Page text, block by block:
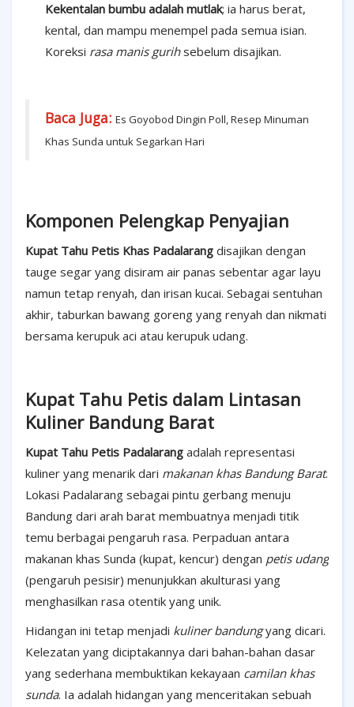
Kekentalan bumbu adalah mutlak; ia harus berat,
kental, dan mampu menempel pada semua isian.
Koreksi rasa manis gurihsebelum disajikan.
Baca Juga: Es Goyobod Dingin Poll, Resep Minuman
Khas Sunda untuk Segarkan Hari
Komponen Pelengkap Penyajian
Kupat Tahu Petis Khas Padalarang disajikan dengan
tauge segar yang disiram air panas sebentar agar layu
namun tetap renyah, dan irisan kucai. Sebagai sentuhan
akhir, taburkan bawang goreng yang renyah dan nikmati
bersama kerupuk aci atau kerupuk udang.
Kupat Tahu Petis dalam Lintasan
Kuliner Bandung Barat
Kupat Tahu Petis Padalarang adalah representasi
kuliner yang menarik dari makanan khas Bandung Barat.
Lokasi Padalarang sebagai pintu gerbang menuju
Bandung dari arah barat membuatnya menjadi titik
temu berbagai pengaruh rasa. Perpaduan antara
makanan khas Sunda (kupat, kencur) dengan petis udang
(pengaruh pesisir) menunjukkan akulturasi yang
menghasilkan rasa otentik yang unik.
Hidangan ini tetap menjadi kuliner bandungyang dicari.
Kelezatan yang diciptakannya dari bahan-bahan dasar
yang sederhana membuktikan kekayaan camilan khas
sunda. Ia adalah hidangan yang menceritakan sebuah